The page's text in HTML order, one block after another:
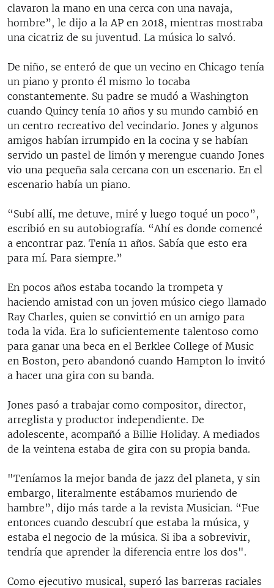
clavaron la mano en una cerca con una navaja,
hombre”, le dijo a la AP en 2018, mientras mostraba
una cicatriz de su juventud. La música lo salvó.
De niño, se enteró de que un vecino en Chicago tenía
un piano y pronto él mismo lo tocaba
constantemente. Su padre se mudó a Washington
cuando Quincy tenía 10 años y su mundo cambió en
un centro recreativo del vecindario. Jones y algunos
amigos habían irrumpido en la cocina y se habían
servido un pastel de limón y merengue cuando Jones
vio una pequeña sala cercana con un escenario. En el
escenario había un piano.
“Subí allí, me detuve, miré y luego toqué un poco”,
escribió en su autobiografía. “Ahí es donde comencé
a encontrar paz. Tenía 11 años. Sabía que esto era
para mí. Para siempre.”
En pocos años estaba tocando la trompeta y
haciendo amistad con un joven músico ciego llamado
Ray Charles, quien se convirtió en un amigo para
toda la vida. Era lo suficientemente talentoso como
para ganar una beca en el Berklee College of Music
en Boston, pero abandonó cuando Hampton lo invitó
a hacer una gira con su banda.
Jones pasó a trabajar como compositor, director,
arreglista y productor independiente. De
adolescente, acompañó a Billie Holiday. A mediados
de la veintena estaba de gira con su propia banda.
"Teníamos la mejor banda de jazz del planeta, y sin
embargo, literalmente estábamos muriendo de
hambre”, dijo más tarde a la revista Musician. “Fue
entonces cuando descubrí que estaba la música, y
estaba el negocio de la música. Si iba a sobrevivir,
tendría que aprender la diferencia entre los dos".
Como ejecutivo musical, superó las barreras raciales